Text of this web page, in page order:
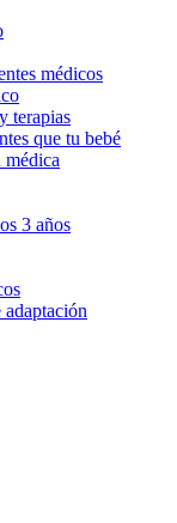
médicos
terapias
que tu bebé
médica
3 años